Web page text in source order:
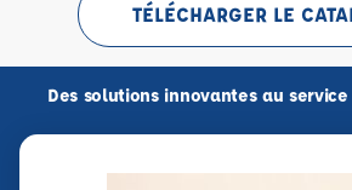
TÉLÉCHARGER LE
Des solutions innovantes au